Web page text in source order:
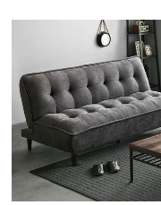
品
の
に
つ
い